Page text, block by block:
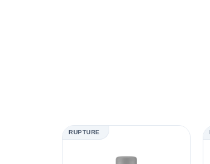
RUPTURE